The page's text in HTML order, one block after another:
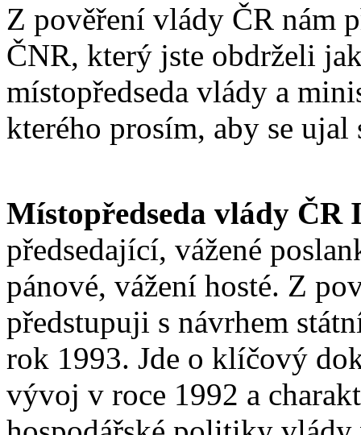
Z pověření vlády ČR nám
ČNR, který jste obdrželi
místopředseda vlády a
kterého prosím, aby se ujal
Místopředseda vlády
předsedající, vážené
pánové, vážení hosté. Z
předstupuji s návrhem
rok 1993. Jde o klíčový
vývoj v roce 1992 a